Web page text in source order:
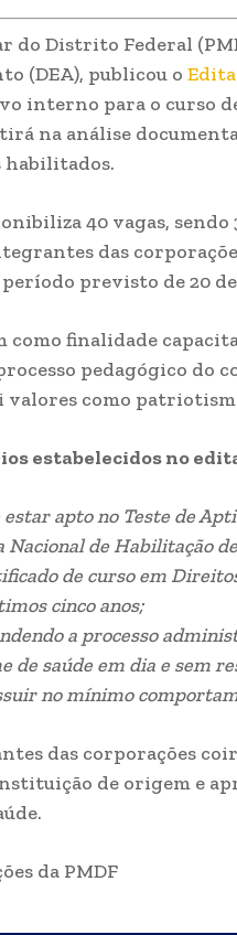
do Distrito Federal
(DEA), publicou o
interno para o curso
na análise
habilitados.
40 vagas, sendo
das
previsto de 20
como finalidade
pedagógico do
como
estabelecidos no
apto no Teste de
Nacional de Habilitação
de curso em
cinco anos;
a processo
de saúde em dia e sem
no mínimo
das corporações
de origem e
da PMDF